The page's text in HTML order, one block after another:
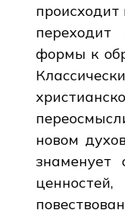
происходит
формы к
новом
знаменует